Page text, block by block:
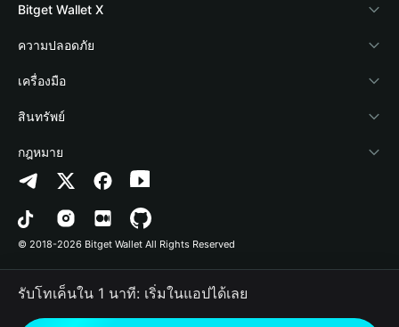
Blog
Academy
ข่าวสารด้านคริปโต
ศูนย์ช่วยเหลือ
ติดต่อเรา
ทรัพยากรข้อมูลของแบรนด์
อาชีพ
Crypto Card
Stablecoin Earn
Payfi Crypto
Crypto Swap API
Altcoin Season Index
Prediction Markets
DApp
RWA
Bitget Wallet X
นักพัฒนา
เชื่อมต่อ Wallet
Bitget Wallet Pay
ลิสต์โปรเจกต์
ความปลอดภัย
Protection Fund
เทคโนโลยีความปลอดภัย
เครื่องมือ
ซื้อคริปโต
การตรวจจับการอนุญาต
การตรวจจับสัญญา
การโอนเป็นชุด
สินทรัพย์
Arbitrum
Avalanche
Bitcoin
Polygon
กฎหมาย
นโยบายความเป็นส่วนตัว
ข้อตกลงในการใช้บริการ
© 2018-2026 Bitget Wallet All Rights Reserved
รับโทเค็นใน 1 นาที: เริ่มในแอปได้เลย